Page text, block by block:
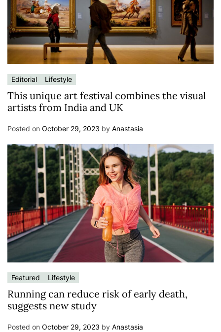
Editorial Lifestyle
This unique art festival combines the visual
artists from India and UK
Posted on October 29, 2023 by Anastasia
Featured Lifestyle
Running can reduce risk of early death,
suggests new study
Posted on October 29, 2023 by Anastasia